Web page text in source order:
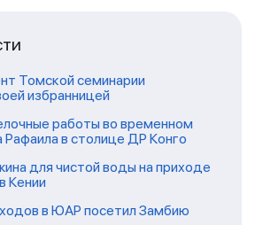
Томской семинарии
избранницей
работы во временном
Рафаила в столице ДР Конго
для чистой воды на приходе
Кении
в ЮАР посетил Замбию